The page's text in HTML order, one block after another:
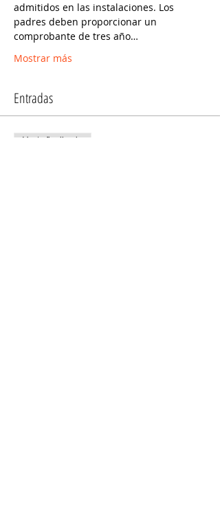
admitidos en las instalaciones. Los
padres deben proporcionar un
comprobante de tres año…
Mostrar más
Entradas
Venta finalizada